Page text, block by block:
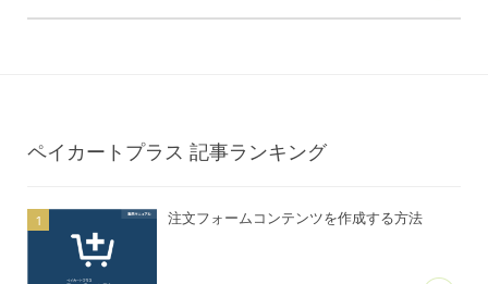
ペイカートプラス 記事ランキング
注文フォームコンテンツを作成する方法